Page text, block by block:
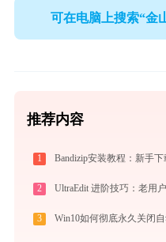
可在电脑上搜索“金
推荐内容
1 Bandizip安装教程：新手
2 UltraEdit 进阶技巧：老用
3